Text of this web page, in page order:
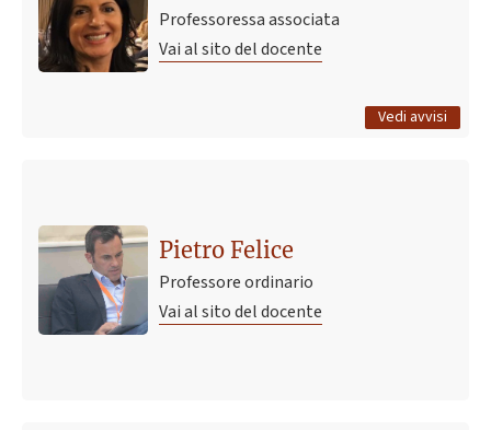
Professoressa associata
Vai al sito del docente
Vedi avvisi
Tutti gli avvisi
Pietro Felice
Professore ordinario
Vai al sito del docente